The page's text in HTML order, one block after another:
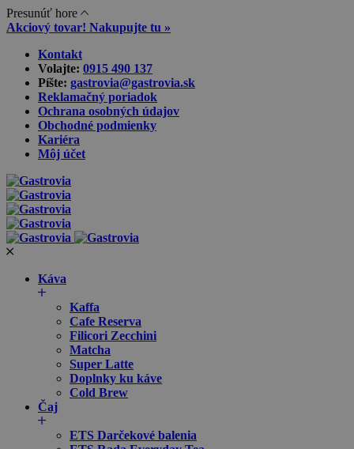
Presunúť hore
Akciový tovar! Nakupujte tu »
content
Kontakt
Volajte: 0915 490 137‬
Píšte: gastrovia@gastrovia.sk‬
Reklamačný poriadok
Ochrana osobných údajov
Obchodné podmienky
Kariéra
Môj účet
Káva
Kaffa
Cafe Reserva
Filicori Zecchini
Matcha
Super Latte
Doplnky ku káve
Cold Brew
Čaj
ETS Darčekové balenia